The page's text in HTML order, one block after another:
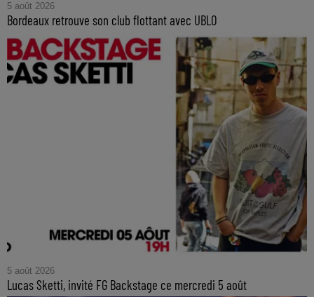
5 août 2026
Bordeaux retrouve son club flottant avec UBLO
5 août 2026
Lucas Sketti, invité FG Backstage ce mercredi 5 août